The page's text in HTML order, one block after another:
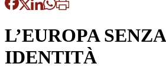
L’EUROPA SENZA
IDENTITÀ